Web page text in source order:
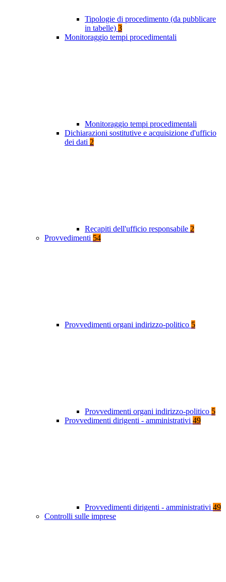
Tipologie di procedimento (da pubblicare
in tabelle) 3
Monitoraggio tempi procedimentali
Monitoraggio tempi procedimentali
Dichiarazioni sostitutive e acquisizione d'ufficio
dei dati 2
Recapiti dell'ufficio responsabile 2
Provvedimenti 54
Provvedimenti organi indirizzo-politico 5
Provvedimenti organi indirizzo-politico 5
Provvedimenti dirigenti - amministrativi 49
Provvedimenti dirigenti - amministrativi 49
Controlli sulle imprese